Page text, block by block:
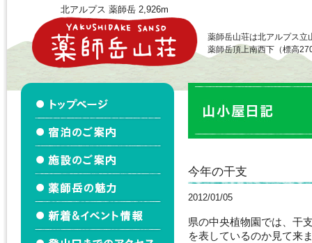
北アルプス 薬師岳 2,926m
薬師岳山荘は北アルプス立
薬師岳頂上南西下（標高
今年の干支
2012/01/05
県の中央植物園では、干
を表しているのか見て来